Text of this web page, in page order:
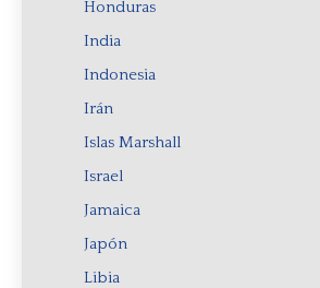
Honduras
India
Indonesia
Irán
Islas Marshall
Israel
Jamaica
Japón
Libia